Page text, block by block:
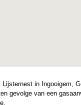
in Ingooigem,
gevolge van een